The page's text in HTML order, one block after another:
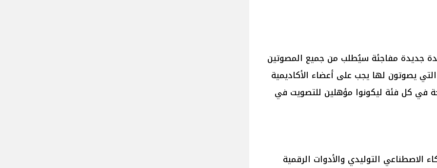
جديدة مفاجئة سيُطلب من جميع المصوتين
يصوتون لها يجب على أعضاء الأكاديمية
في كل فئة ليكونوا مؤهلين للتصويت في
الاصطناعي التوليدي والأدوات الرقمية